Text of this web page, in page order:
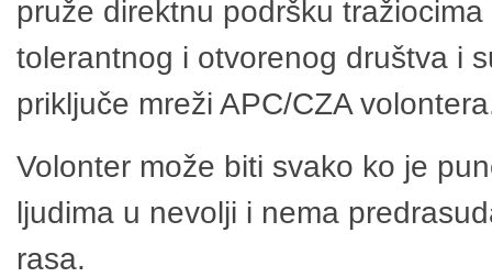
pruže direktnu podršku
tolerantnog i otvorenog društva i
priključe mreži APC/CZA
Volonter može biti svako ko je
ljudima u nevolji i nema
rasa.